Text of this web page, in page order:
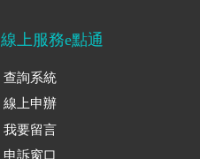
線上服務e點通
查詢系統
線上申辦
我要留言
申訴窗口